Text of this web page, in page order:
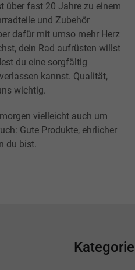
über fast 20 Jahre zu einem
und Zubehör
dafür mit umso mehr Herz
dein Rad aufrüsten willst
du eine sorgfältig
kannst. Qualität,
wichtig.
vielleicht auch um
Gute Produkte, ehrlicher
du bist.